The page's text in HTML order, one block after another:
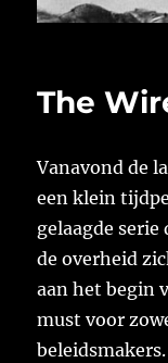
The
Vanavond de
een klein
gelaagde serie
de overheid
aan het begin
must voor